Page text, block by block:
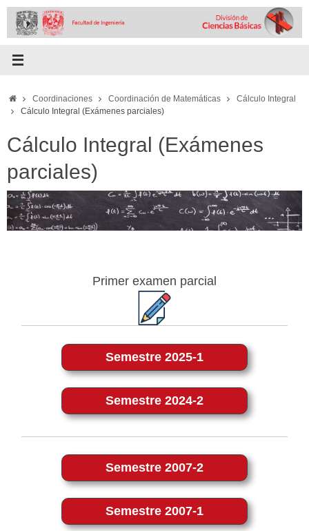
Skip
content
HomeCoordinaciones Coordinación de Matemáticas
Cálculo Integral
Cálculo Integral (Exámenes parciales)
Cálculo Integral (Exámenes
parciales)
Primer examen parcial
Semestre 2025-1
Semestre 2024-2
Semestre 2007-2
Semestre 2007-1